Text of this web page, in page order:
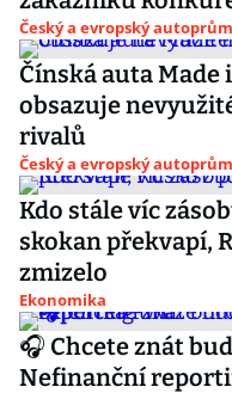
Český a evropský
Čínská auta Made
obsazuje
rivalů
Český a evropský
Kdo stále víc
skokan překvapí,
zmizelo
Ekonomika
🎧 Chcete znát
Nefinanční